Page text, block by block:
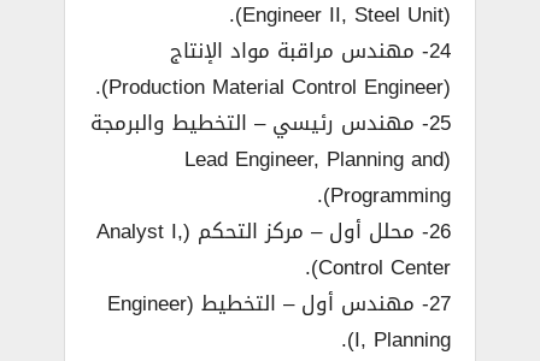
(Engineer II, Steel Unit).
24- مهندس مراقبة مواد الإنتاج
(Production Material Control Engineer).
25- مهندس رئيسي – التخطيط والبرمجة
(Lead Engineer, Planning and
Programming).
26- محلل أول – مركز التحكم (Analyst I,
Control Center).
27- مهندس أول – التخطيط (Engineer
I, Planning).